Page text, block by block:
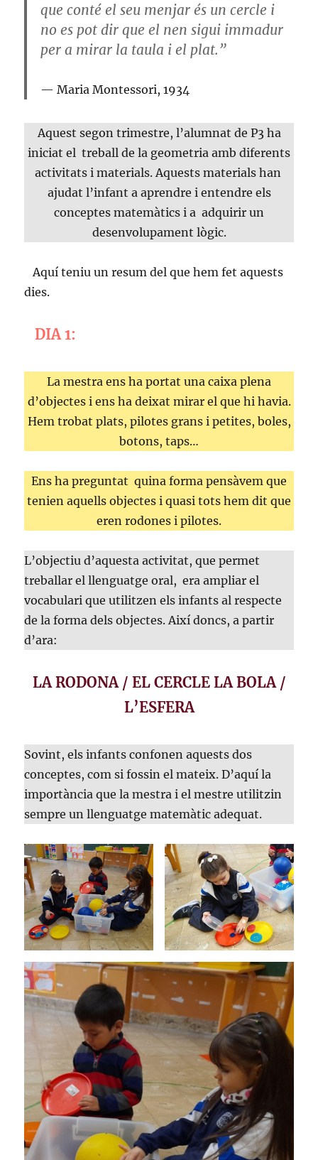
que conté el seu menjar és un cercle i
no es pot dir que el nen sigui immadur
per a mirar la taula i el plat.”
Maria Montessori, 1934
Aquest segon trimestre, l’alumnat de P3 ha
iniciat el treball de la geometria amb diferents
activitats i materials. Aquests materials han
ajudat l’infant a aprendre i entendre els
conceptes matemàtics i a adquirir un
desenvolupament lògic.
Aquí teniu un resum del que hem fet aquests
dies.
DIA 1:
La mestra ens ha portat una caixa plena
d’objectes i ens ha deixat mirar el que hi havia.
Hem trobat plats, pilotes grans i petites, boles,
botons, taps…
Ens ha preguntat quina forma pensàvem que
tenien aquells objectes i quasi tots hem dit que
eren rodones i pilotes.
L’objectiu d’aquesta activitat, que permet
treballar el llenguatge oral, era ampliar el
vocabulari que utilitzen els infants al respecte
de la forma dels objectes. Així doncs, a partir
d’ara:
LA RODONA / EL CERCLE LA BOLA /
L’ESFERA
Sovint, els infants confonen aquests dos
conceptes, com si fossin el mateix. D’aquí la
importància que la mestra i el mestre utilitzin
sempre un llenguatge matemàtic adequat.